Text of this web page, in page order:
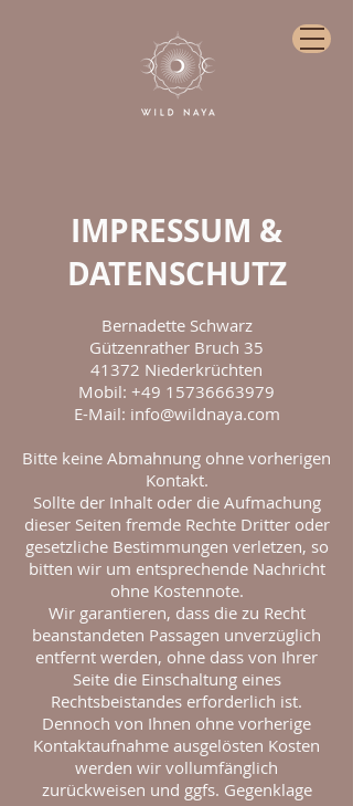
IMPRESSUM &
DATENSCHUTZ
Bernadette Schwarz
Gützenrather Bruch 35
41372 Niederkrüchten
Mobil: +49 15736663979
E-Mail: info@wildnaya.com
Bitte keine Abmahnung ohne vorherigen
Kontakt.
Sollte der Inhalt oder die Aufmachung
dieser Seiten fremde Rechte Dritter oder
gesetzliche Bestimmungen verletzen, so
bitten wir um entsprechende Nachricht
ohne Kostennote.
Wir garantieren, dass die zu Recht
beanstandeten Passagen unverzüglich
entfernt werden, ohne dass von Ihrer
Seite die Einschaltung eines
Rechtsbeistandes erforderlich ist.
Dennoch von Ihnen ohne vorherige
Kontaktaufnahme ausgelösten Kosten
werden wir vollumfänglich
zurückweisen und ggfs. Gegenklage